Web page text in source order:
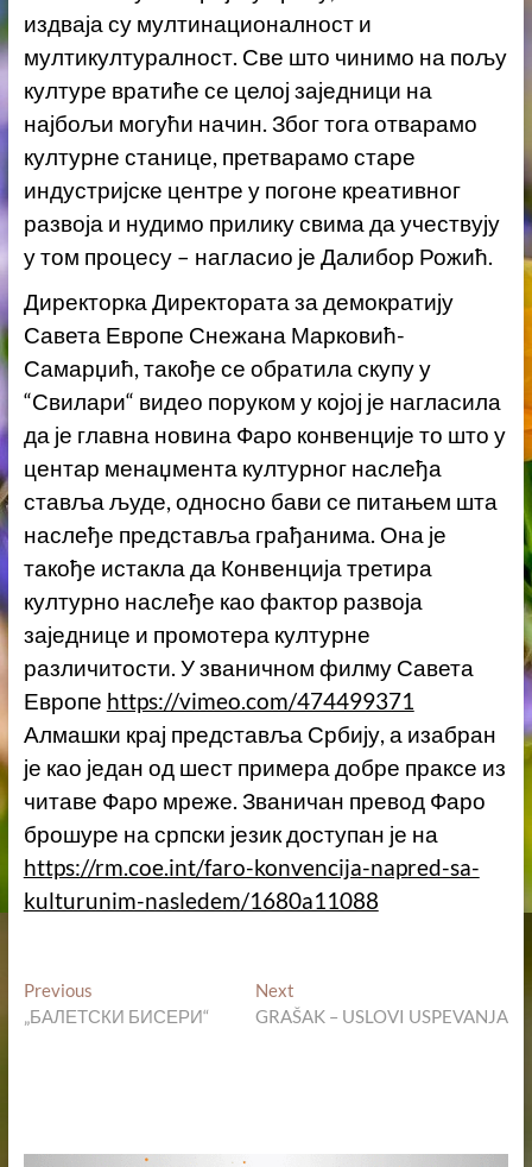
издваја су мултинационалност и
мултикултуралност. Све што чинимо на пољу
културе вратиће се целој заједници на
најбољи могући начин. Због тога отварамо
културне станице, претварамо старе
индустријске центре у погоне креативног
развоја и нудимо прилику свима да учествују
у том процесу – нагласио је Далибор Рожић.
Директорка Директората за демократију
Савета Европе Снежана Марковић-
Самарџић, такође се обратила скупу у
“Свилари“ видео поруком у којој је нагласила
да је главна новина Фаро конвенције то што у
центар менаџмента културног наслеђа
ставља људе, односно бави се питањем шта
наслеђе представља грађанима. Она је
такође истакла да Конвенција третира
културно наслеђе као фактор развоја
заједнице и промотера културне
различитости. У званичном филму Савета
Европе https://vimeo.com/474499371
Алмашки крај представља Србију, а изабран
је као један од шест примера добре праксе из
читаве Фаро мреже. Званичан превод Фаро
брошуре на српски језик доступан је на
https://rm.coe.int/faro-konvencija-napred-sa-
kulturunim-nasledem/1680a11088
Кретање
чланка
PreviousPrevious
post:
„БАЛЕТСКИ БИСЕРИ“
Next
post:
GRAŠAK – USLOVI USPEVANJA